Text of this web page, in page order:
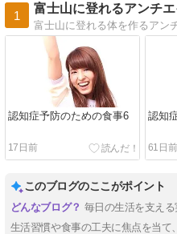
1
富士山に登れるアンチ
認知症予防のための食事6
17日前
認知
61日前
このブログのここがポイント
毎日の生活を支え
生活習慣や食事の工夫に焦点を当